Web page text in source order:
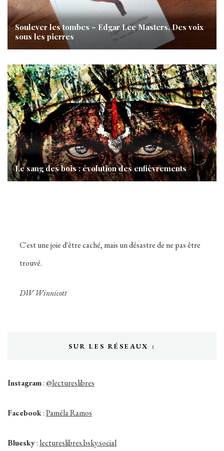
Soulever les tombes – Edgar Lee Masters, Des voix
sous les pierres
Le sang des bois : évolution des enfièvrements
C'est une joie d'être caché, mais un désastre de ne pas être
trouvé.
DW Winnicott
SUR LES RÉSEAUX :
Instagram:@lectureslibres
Facebook:Paméla Ramos
Bluesky: lectureslibres.bsky.social